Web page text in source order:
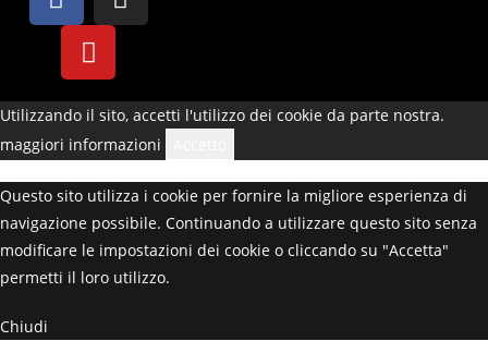
Utilizzando il sito, accetti l'utilizzo dei cookie da parte nostra.
maggiori informazioni
Questo sito utilizza i cookie per fornire la migliore esperienza di
navigazione possibile. Continuando a utilizzare questo sito senza
modificare le impostazioni dei cookie o cliccando su "Accetta"
permetti il loro utilizzo.
Chiudi